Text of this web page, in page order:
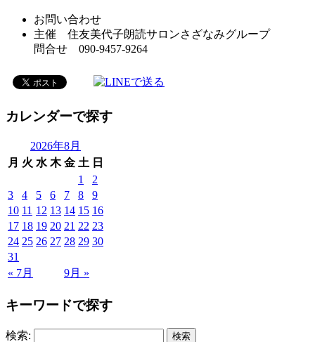
お問い合わせ
主催 住友美代子朗読サロンさざなみグループ
問合せ 090-9457-9264
カレンダーで探す
2026年8月
月 火 水 木 金 土 日
« 7月 9月 »
1
2
3
4 5 6 7 8
9
10 11 12 13 14 15 16
17 18 19 20 21 22 23
24 25 26 27 28 29 30
31
キーワードで探す
検索: